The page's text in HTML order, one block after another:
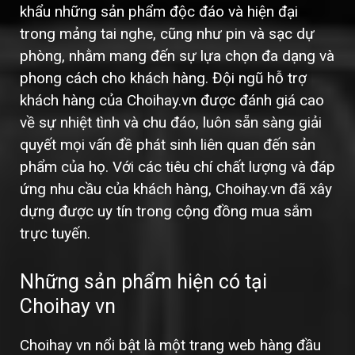
khẩu những sản phẩm độc đáo và hiện đại
trong mảng tai nghe, cũng như pin và sạc dự
phòng, nhằm mang đến sự lựa chọn đa dạng và
phong cách cho khách hàng. Đội ngũ hỗ trợ
khách hàng của Choihay.vn được đánh giá cao
về sự nhiệt tình và chu đáo, luôn sẵn sàng giải
quyết mọi vấn đề phát sinh liên quan đến sản
phẩm của họ. Với các tiêu chí chất lượng và đáp
ứng nhu cầu của khách hàng, Choihay.vn đã xây
dựng được uy tín trong cộng đồng mua sắm
trực tuyến.
Những sản phẩm hiện có tại
Choihay vn
Choihay vn nổi bật là một trang web hàng đầu